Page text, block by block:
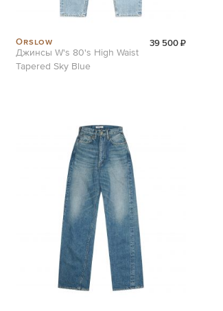
Orslow 39 500 ₽
Джинсы W's 80's High Waist
Tapered Sky Blue